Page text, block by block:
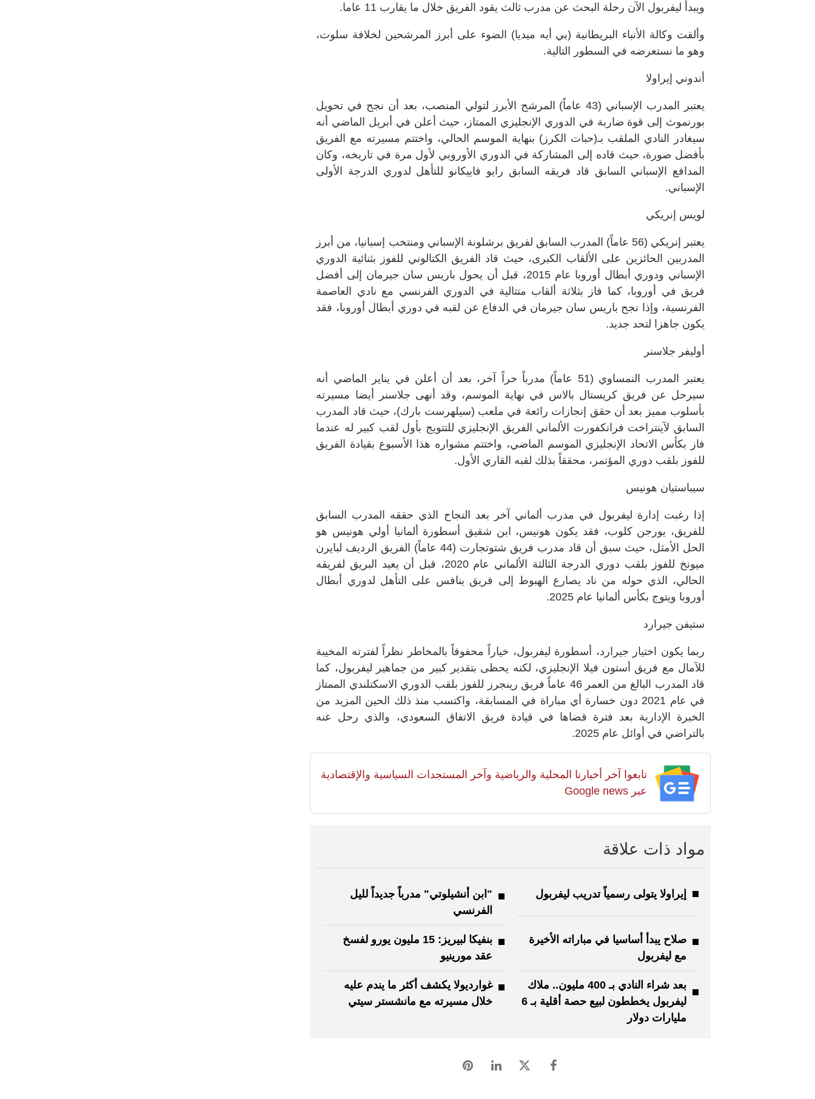
ويبدأ ليفربول الآن رحلة البحث عن مدرب ثالث يقود الفريق خلال ما يقارب 11 عاما.
وألقت وكالة الأنباء البريطانية (بي أيه ميديا) الضوء على أبرز المرشحين لخلافة سلوت،
وهو ما نستعرضه في السطور التالية.
أندوني إيراولا
يعتبر المدرب الإسباني (43 عاماً) المرشح الأبرز لتولي المنصب، بعد أن نجح في تحويل
بورنموث إلى قوة ضاربة في الدوري الإنجليزي الممتاز، حيث أعلن في أبريل الماضي أنه
سيغادر النادي الملقب بـ(حبات الكرز) بنهاية الموسم الحالي، واختتم مسيرته مع الفريق
بأفضل صورة، حيث قاده إلى المشاركة في الدوري الأوروبي لأول مرة في تاريخه، وكان
المدافع الإسباني السابق قاد فريقه السابق رايو فاييكانو للتأهل لدوري الدرجة الأولى
الإسباني.
لويس إنريكي
يعتبر إنريكي (56 عاماً) المدرب السابق لفريق برشلونة الإسباني ومنتخب إسبانيا، من أبرز
المدربين الحائزين على الألقاب الكبرى، حيث قاد الفريق الكتالوني للفوز بثنائية الدوري
الإسباني ودوري أبطال أوروبا عام 2015، قبل أن يحول باريس سان جيرمان إلى أفضل
فريق في أوروبا، كما فاز بثلاثة ألقاب متتالية في الدوري الفرنسي مع نادي العاصمة
الفرنسية، وإذا نجح باريس سان جيرمان في الدفاع عن لقبه في دوري أبطال أوروبا، فقد
يكون جاهزا لتحد جديد.
أوليفر جلاسنر
يعتبر المدرب النمساوي (51 عاماً) مدرباً حراً آخر، بعد أن أعلن في يناير الماضي أنه
سيرحل عن فريق كريستال بالاس في نهاية الموسم، وقد أنهى جلاسنر أيضا مسيرته
بأسلوب مميز بعد أن حقق إنجازات رائعة في ملعب (سيلهرست بارك)، حيث قاد المدرب
السابق لآينتراخت فرانكفورت الألماني الفريق الإنجليزي للتتويج بأول لقب كبير له عندما
فاز بكأس الاتحاد الإنجليزي الموسم الماضي، واختتم مشواره هذا الأسبوع بقيادة الفريق
للفوز بلقب دوري المؤتمر، محققاً بذلك لقبه القاري الأول.
سيباستيان هونيس
إذا رغبت إدارة ليفربول في مدرب ألماني آخر بعد النجاح الذي حققه المدرب السابق
للفريق، يورجن كلوب، فقد يكون هونيس، ابن شقيق أسطورة ألمانيا أولي هونيس هو
الحل الأمثل، حيث سبق أن قاد مدرب فريق شتوتجارت (44 عاماً) الفريق الرديف لبايرن
ميونخ للفوز بلقب دوري الدرجة الثالثة الألماني عام 2020، قبل أن يعيد البريق لفريقه
الحالي، الذي حوله من ناد يصارع الهبوط إلى فريق ينافس على التأهل لدوري أبطال
أوروبا ويتوج بكأس ألمانيا عام 2025.
ستيفن جيرارد
ربما يكون اختيار جيرارد، أسطورة ليفربول، خياراً محفوفاً بالمخاطر نظراً لفترته المخيبة
للآمال مع فريق أستون فيلا الإنجليزي، لكنه يحظى بتقدير كبير من جماهير ليفربول، كما
قاد المدرب البالغ من العمر 46 عاماً فريق رينجرز للفوز بلقب الدوري الاسكتلندي الممتاز
في عام 2021 دون خسارة أي مباراة في المسابقة، واكتسب منذ ذلك الحين المزيد من
الخبرة الإدارية بعد فترة قضاها في قيادة فريق الاتفاق السعودي، والذي رحل عنه
بالتراضي في أوائل عام 2025.
تابعوا آخر أخبارنا المحلية والرياضية وآخر المستجدات السياسية والإقتصادية
عبر Google news
مواد ذات علاقة
إيراولا يتولى رسمياً تدريب ليفربول
"ابن أنشيلوتي" مدرباً جديداً لليل
الفرنسي
صلاح يبدأ أساسيا في مباراته الأخيرة
مع ليفربول
بنفيكا لبيريز: 15 مليون يورو لفسخ
عقد مورينيو
بعد شراء النادي بـ 400 مليون.. ملاك
ليفربول يخططون لبيع حصة أقلية بـ 6
مليارات دولار
غوارديولا يكشف أكثر ما يندم عليه
خلال مسيرته مع مانشستر سيتي